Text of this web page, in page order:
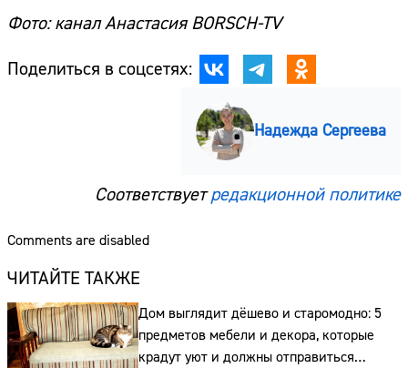
Фото: канал Анастасия BORSCH-TV
Поделиться в соцсетях:
Надежда Сергеева
Соответствуетредакционной политике
Comments are disabled
ЧИТАЙТЕ ТАКЖЕ
Дом выглядит дёшево и старомодно: 5
предметов мебели и декора, которые
крадут уют и должны отправиться